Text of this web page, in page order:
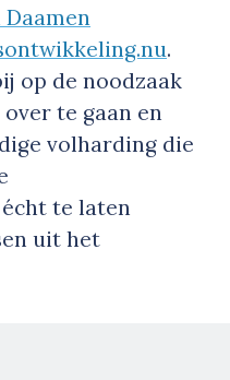
Daamen
.
op de noodzaak
te gaan en
volharding die
te laten
uit het